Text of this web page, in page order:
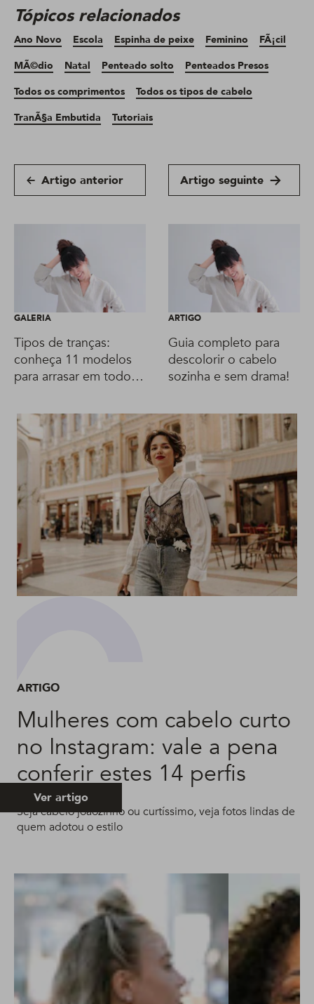
Tópicos relacionados
Ano Novo Escola Espinha de peixe Feminino
FÃ¡cil
MÃ©dio
Natal Penteado solto
Penteados Presos
Todos os comprimentos
Todos os tipos de cabelo
TranÃ§a Embutida
Tutoriais
Artigo anterior Artigo seguinte
GALERIA
Tipos de tranças:
conheça 11 modelos
para arrasar em todos
ARTIGO
Guia completo para
descolorir o cabelo
sozinha e sem drama!
ARTIGO
Mulheres com cabelo curto
no Instagram: vale a pena
conferir estes 14 perfis
Seja cabelo joãozinho ou curtíssimo, veja fotos lindas de
quem adotou o estilo
Ver artigo